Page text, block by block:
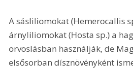
A sásliliomokat (Hemerocallis
árnyliliomokat (Hosta sp.) a
orvoslásban használják, de
elsősorban dísznövényként